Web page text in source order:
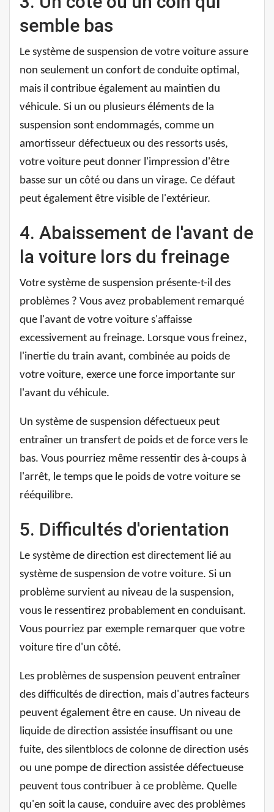
semble bas
Le système de suspension de votre voiture assure
non seulement un confort de conduite optimal,
mais il contribue également au maintien du
véhicule. Si un ou plusieurs éléments de la
suspension sont endommagés, comme un
amortisseur défectueux ou des ressorts usés,
votre voiture peut donner l'impression d'être
basse sur un côté ou dans un virage. Ce défaut
peut également être visible de l'extérieur.
4. Abaissement de l'avant de
la voiture lors du freinage
Votre système de suspension présente-t-il des
problèmes ? Vous avez probablement remarqué
que l'avant de votre voiture s'affaisse
excessivement au freinage. Lorsque vous freinez,
l'inertie du train avant, combinée au poids de
votre voiture, exerce une force importante sur
l'avant du véhicule.
Un système de suspension défectueux peut
entraîner un transfert de poids et de force vers le
bas. Vous pourriez même ressentir des à-coups à
l'arrêt, le temps que le poids de votre voiture se
rééquilibre.
5. Difficultés d'orientation
Le système de direction est directement lié au
système de suspension de votre voiture. Si un
problème survient au niveau de la suspension,
vous le ressentirez probablement en conduisant.
Vous pourriez par exemple remarquer que votre
voiture tire d'un côté.
Les problèmes de suspension peuvent entraîner
des difficultés de direction, mais d'autres facteurs
peuvent également être en cause. Un niveau de
liquide de direction assistée insuffisant ou une
fuite, des silentblocs de colonne de direction usés
ou une pompe de direction assistée défectueuse
peuvent tous contribuer à ce problème. Quelle
qu'en soit la cause, conduire avec des problèmes